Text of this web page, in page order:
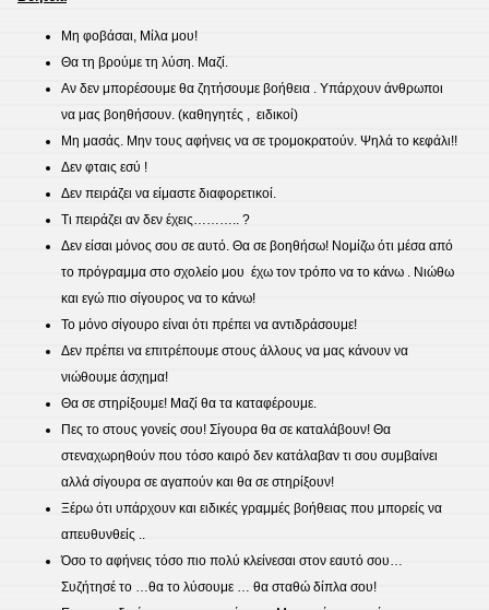
Μη φοβάσαι, Μίλα μου!
Θα τη βρούμε τη λύση. Μαζί.
Αν δεν μπορέσουμε θα ζητήσουμε βοήθεια . Υπάρχουν άνθρωποι
να μας βοηθήσουν. (καθηγητές , ειδικοί)
Μη μασάς. Μην τους αφήνεις να σε τρομοκρατούν. Ψηλά το κεφάλι!!
Δεν φταις εσύ !
Δεν πειράζει να είμαστε διαφορετικοί.
Τι πειράζει αν δεν έχεις……….. ?
Δεν είσαι μόνος σου σε αυτό. Θα σε βοηθήσω! Νομίζω ότι μέσα από
το πρόγραμμα στο σχολείο μου έχω τον τρόπο να το κάνω . Νιώθω
και εγώ πιο σίγουρος να το κάνω!
Το μόνο σίγουρο είναι ότι πρέπει να αντιδράσουμε!
Δεν πρέπει να επιτρέπουμε στους άλλους να μας κάνουν να
νιώθουμε άσχημα!
Θα σε στηρίξουμε! Μαζί θα τα καταφέρουμε.
Πες το στους γονείς σου! Σίγουρα θα σε καταλάβουν! Θα
στεναχωρηθούν που τόσο καιρό δεν κατάλαβαν τι σου συμβαίνει
αλλά σίγουρα σε αγαπούν και θα σε στηρίξουν!
Ξέρω ότι υπάρχουν και ειδικές γραμμές βοήθειας που μπορείς να
απευθυνθείς ..
Όσο το αφήνεις τόσο πιο πολύ κλείνεσαι στον εαυτό σου…
Συζήτησέ το …θα το λύσουμε … θα σταθώ δίπλα σου!